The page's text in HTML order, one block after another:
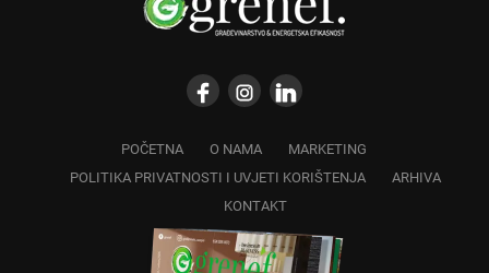
POČETNA O NAMA
MARKETING
POLITIKA PRIVATNOSTI I UVJETI KORIŠTENJA
ARHIVA
KONTAKT